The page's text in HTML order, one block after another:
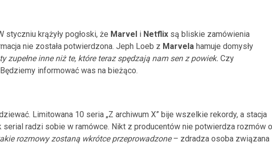
styczniu krążyły pogłoski, że Marvel i Netflix są bliskie zamówienia
nie została potwierdzona. Jeph Loeb z Marvela hamuje domysły
zupełne inne niż te, które teraz spędzają nam sen z powiek. Czy
informować was na bieżąco.
Limitowana 10 seria „Z archiwum X” bije wszelkie rekordy, a stacja
serial radzi sobie w ramówce. Nikt z producentów nie potwierdza rozmów o
rozmowy zostaną wkrótce przeprowadzone– zdradza osoba związana